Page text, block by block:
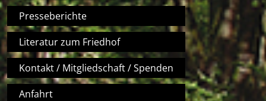
Presseberichte
Literatur zum Friedhof
Kontakt / Mitgliedschaft / Spenden
Anfahrt